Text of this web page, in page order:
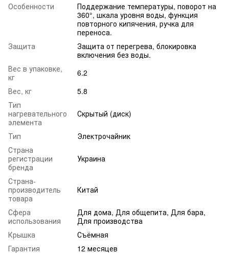
Особенности
Поддержание температуры, поворот на
360°, шкала уровня воды, функция
повторного кипячения, ручка для
переноса.
Защита
Защита от перегрева, блокировка
включения без воды.
Вес в упаковке,
кг
6.2
Вес, кг
5.8
Тип
нагревательного
элемента
Скрытый (диск)
Тип
Электрочайник
Страна
регистрации
бренда
Украина
Страна-
производитель
товара
Китай
Сфера
использования
Для дома, Для общепита, Для бара,
Для производства
Крышка
Съёмная
Гарантия
12 месяцев